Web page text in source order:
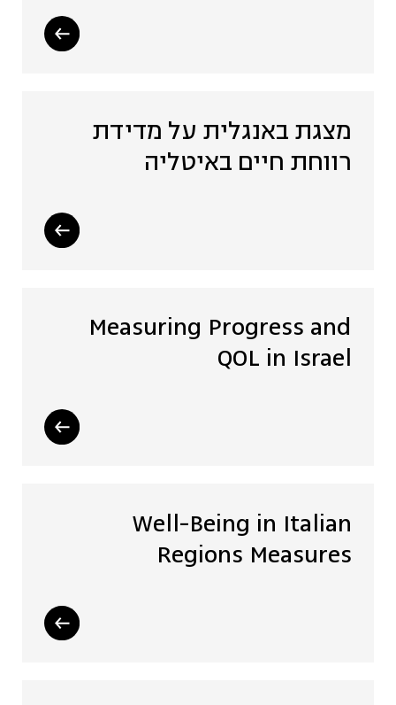
מצגת באנגלית על מדידת
רווחת חיים באיטליה
Measuring Progress and
QOL in Israel
Well-Being in Italian
Regions Measures